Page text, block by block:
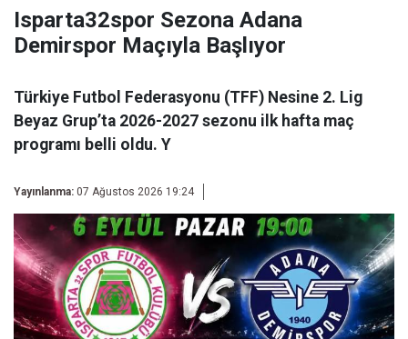
Isparta32spor Sezona Adana
Demirspor Maçıyla Başlıyor
Türkiye Futbol Federasyonu (TFF) Nesine 2. Lig
Beyaz Grup’ta 2026-2027 sezonu ilk hafta maç
programı belli oldu. Y
Yayınlanma: 07 Ağustos 2026 19:24